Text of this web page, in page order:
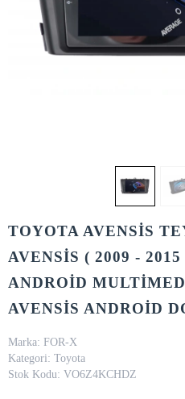
TOYOTA AVENSİS
AVENSİS ( 2009 -
ANDROİD
AVENSİS ANDROİD
Marka: FOR-X
Kategori: Toyota
Stok Kodu: VO6Z4KCHDZ